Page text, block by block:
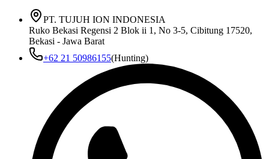
PT. TUJUH ION INDONESIA
Ruko Bekasi Regensi 2 Blok ii 1, No 3-5, Cibitung 17520,
Bekasi - Jawa Barat
+62 21 50986155(Hunting)